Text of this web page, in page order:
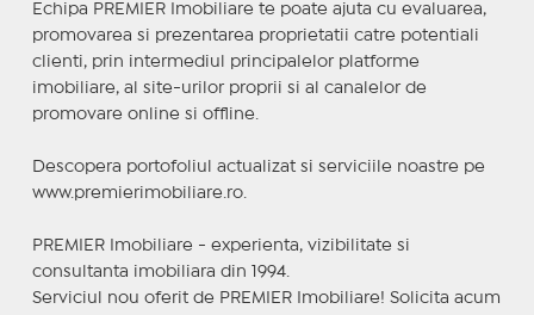
Echipa PREMIER Imobiliare te poate ajuta cu evaluarea,
promovarea si prezentarea proprietatii catre potentiali
clienti, prin intermediul principalelor platforme
imobiliare, al site-urilor proprii si al canalelor de
promovare online si offline.
Descopera portofoliul actualizat si serviciile noastre pe
www.premierimobiliare.ro.
PREMIER Imobiliare - experienta, vizibilitate si
consultanta imobiliara din 1994.
Serviciul nou oferit de PREMIER Imobiliare! Solicita acum